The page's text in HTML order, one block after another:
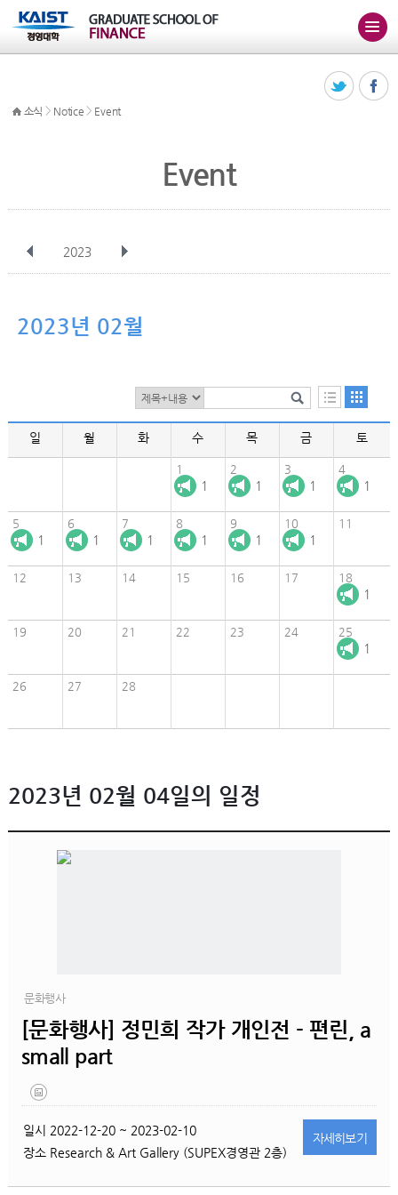
소식 > Notice > Event
Event
2023
12월
2023년 02월
일 월 화 수 목 금 토
1
1
2
1
3
1
4
1
5
1
6
1
7
1
8
1
9
1
10
1
11
12 13 14 15 16 17 18
1
19 20 21 22 23 24 25
1
26 27 28
2023년 02월 04일의 일정
문화행사
[문화행사] 정민희 작가 개인전 - 편린, a
small part
일시 2022-12-20 ~ 2023-02-10
장소 Research & Art Gallery (SUPEX경영관 2층)
자세히보기